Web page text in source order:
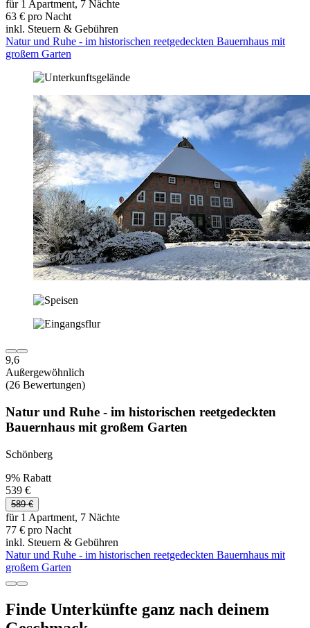
für 1 Apartment, 7 Nächte
63 € pro Nacht
inkl. Steuern & Gebühren
Natur und Ruhe - im historischen reetgedeckten Bauernhaus mit
großem Garten
9,6
Außergewöhnlich
(26 Bewertungen)
Natur und Ruhe - im historischen reetgedeckten
Bauernhaus mit großem Garten
Schönberg
9% Rabatt
539 €
589 €
für 1 Apartment, 7 Nächte
77 € pro Nacht
inkl. Steuern & Gebühren
Natur und Ruhe - im historischen reetgedeckten Bauernhaus mit
großem Garten
Finde Unterkünfte ganz nach deinem